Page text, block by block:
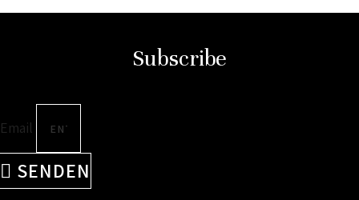
Subscribe
Email
SENDEN